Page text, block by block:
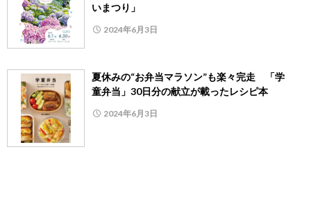
いまつり」
2024年6月3日
夏休みの“お弁当マラソン”も楽々完走 「学
童弁当」30日分の献立が載ったレシピ本
2024年6月3日